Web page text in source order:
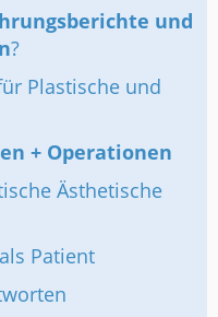
und
?
Plastische und
+ Operationen
Ästhetische
Patient